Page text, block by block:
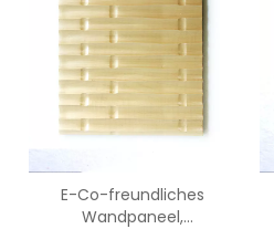
E-Co-freundliches
Wandpaneel,